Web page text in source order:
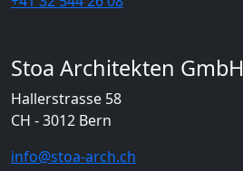
Stoa Architekten GmbH
Hallerstrasse 58
CH - 3012 Bern
info@stoa-arch.ch